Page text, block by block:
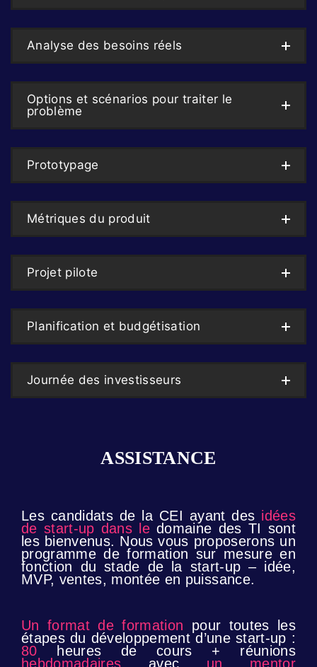
Analyse des besoins réels
Options et scénarios pour traiter le
problème
Prototypage
Métriques du produit
Projet pilote
Planification et budgétisation
Journée des investisseurs
ASSISTANCE
Les candidats de la CEI ayant des idées
de start-up dans ledomaine des TI sont
les bienvenus. Nous vous proposerons un
programme de formation sur mesure en
fonction du stade de la start-up – idée,
MVP, ventes, montée en puissance.
Un format de formation pour toutes les
étapes du développement d’une start-up :
80
heures de cours + réunions
hebdomadaires avec un mentor